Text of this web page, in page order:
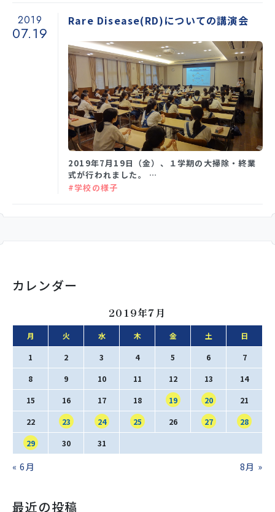
2019
07.19
Rare Disease(RD)についての講演会
2019年7月19日（金）、１学期の大掃除・終業
式が行われました。 …
#学校の様子
カレンダー
2019年7月
月 火 水 木 金 土 日
1 2 3 4 5 6 7
8 9 10 11 12 13 14
15 16 17 18 19 20 21
22 23 24 25 26 27 28
29 30 31
« 6月 8月 »
最近の投稿